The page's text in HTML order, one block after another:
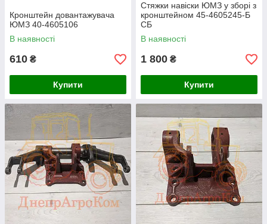
Кронштейн довантажувача
ЮМЗ 40-4605106
В наявності
610 ₴
Купити
Стяжки навіски ЮМЗ у зборі з
кронштейном 45-4605245-Б
СБ
В наявності
1 800 ₴
Купити